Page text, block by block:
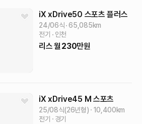
iX xDrive50 스포츠 플러스
24/06식 65,085km
전기
인천
리스월 230만원
iX xDrive45 M 스포츠
25/08식(26년형) 10,400km
전기
경기